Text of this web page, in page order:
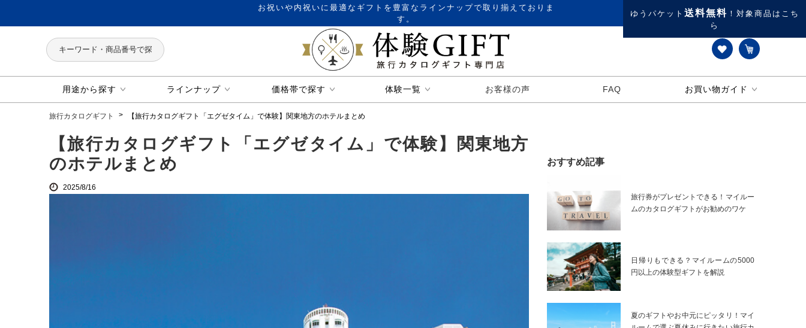
お祝いや内祝いに最適なギフトを豊富なラインナップで取り揃えておりま
す。
ゆうパケット 送料無料 ！対象商品はこち
ら
用途から探す ラインナップ 価格帯で探す 体験一覧 お客様の声 FAQ お買い物ガイド
旅行カタログギフト 【旅行カタログギフト「エグゼタイム」で体験】関東地方のホテルまとめ
【旅行カタログギフト「エグゼタイム」で体験】関東地方
のホテルまとめ
2025/8/16
おすすめ記事
旅行券がプレゼントできる！マイルー
ムのカタログギフトがお勧めのワケ
​​​​日帰りもできる？マイルームの5000
円以上の体験型ギフトを解説
夏のギフトやお中元にピッタリ！マイ